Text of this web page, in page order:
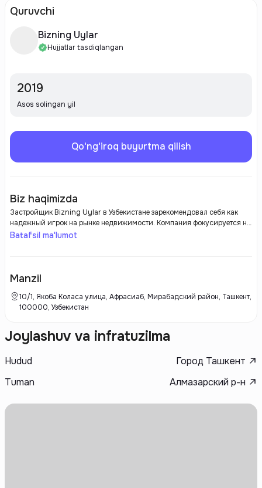
Quruvchi
Bizning Uylar
Hujjatlar tasdiqlangan
2019
Asos solingan yil
Qo'ng'iroq buyurtma qilish
Biz haqimizda
Застройщик Bizning Uylar в Узбекистане зарекомендовал себя как
надежный игрок на рынке недвижимости. Компания фокусируется на
создании доступного и качественного жилья, что делает её
конкурентов. Застройщик активно использует современные
сказывается на комфорте и безопасности будущих жителей.
Batafsil ma'lumot
Manzil
10/1, Якоба Коласа улица, Афрасиаб, Мирабадский район, Ташкент,
100000, Узбекистан
Joylashuv va infratuzilma
Hudud
Город Ташкент
Tuman
Алмазарский р-н